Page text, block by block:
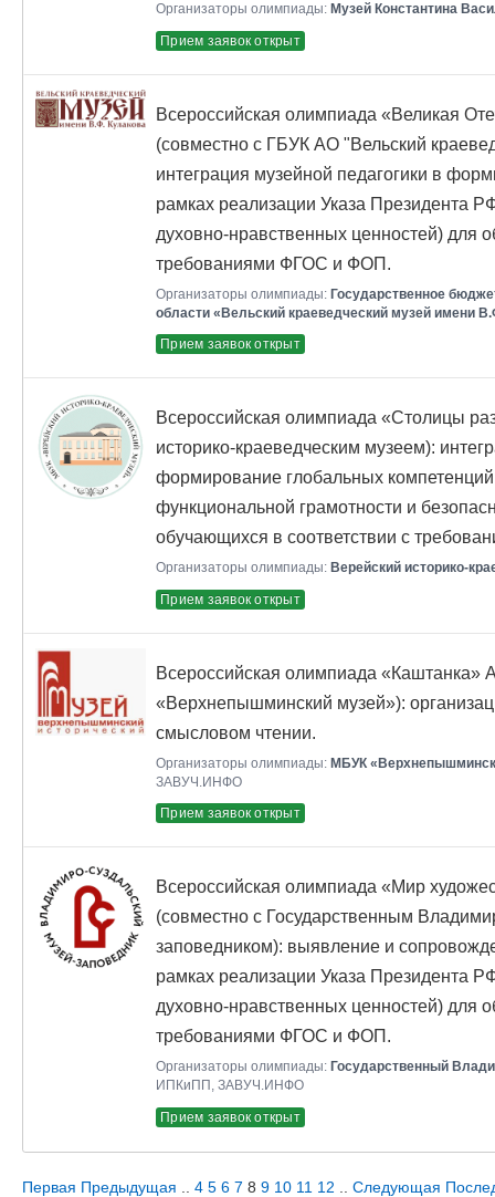
Организаторы олимпиады: Музей Константина
Прием заявок открыт
Всероссийская олимпиада «Великая
(совместно с ГБУК АО "Вельский
интеграция музейной педагогики в
рамках реализации Указа Президента
духовно-нравственных ценностей) для
требованиями ФГОС и ФОП.
Организаторы олимпиады: Государственное
области «Вельский краеведческий музей имени
Прием заявок открыт
Всероссийская олимпиада «Столицы
историко-краеведческим музеем):
формирование глобальных
функциональной грамотности и
обучающихся в соответствии с
Организаторы олимпиады: Верейский историко-
Прием заявок открыт
Всероссийская олимпиада
«Верхнепышминский музей»):
смысловом чтении.
Организаторы олимпиады: МБУК
ЗАВУЧ.ИНФО
Прием заявок открыт
Всероссийская олимпиада «Мир
(совместно с Государственным
заповедником): выявление и
рамках реализации Указа Президента
духовно-нравственных ценностей) для
требованиями ФГОС и ФОП.
Организаторы олимпиады: Государственный
ИПКиПП, ЗАВУЧ.ИНФО
Прием заявок открыт
Первая Предыдущая 4 5 6 7 8 9 10 11 12 Следующая